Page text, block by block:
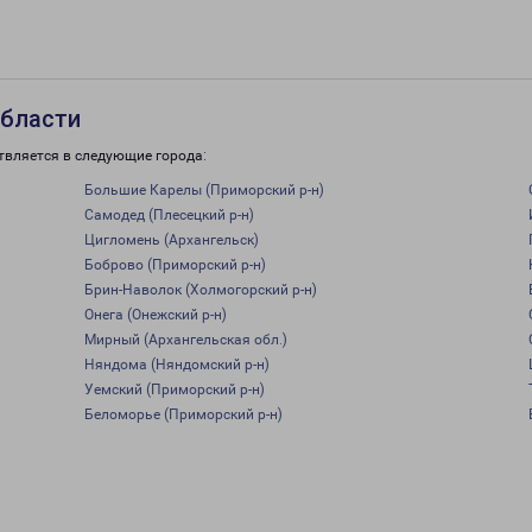
в следующие города:
Большие Карелы (Приморский р-н)
Самодед (Плесецкий р-н)
Цигломень (Архангельск)
Боброво (Приморский р-н)
Брин-Наволок (Холмогорский р-н)
Онега (Онежский р-н)
Мирный (Архангельская обл.)
Няндома (Няндомский р-н)
Уемский (Приморский р-н)
Беломорье (Приморский р-н)